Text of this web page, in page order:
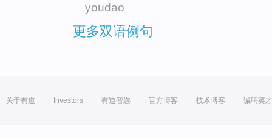
youdao
更多双语例句
关于有道 Investors 有道智选 官方博客 技术博客 诚聘英才